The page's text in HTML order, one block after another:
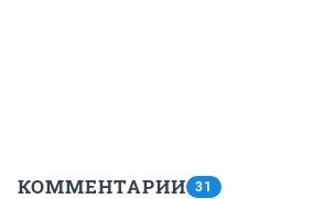
КОММЕНТАРИИ 31